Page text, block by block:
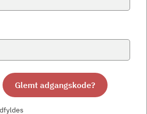
Glemt adgangskode?